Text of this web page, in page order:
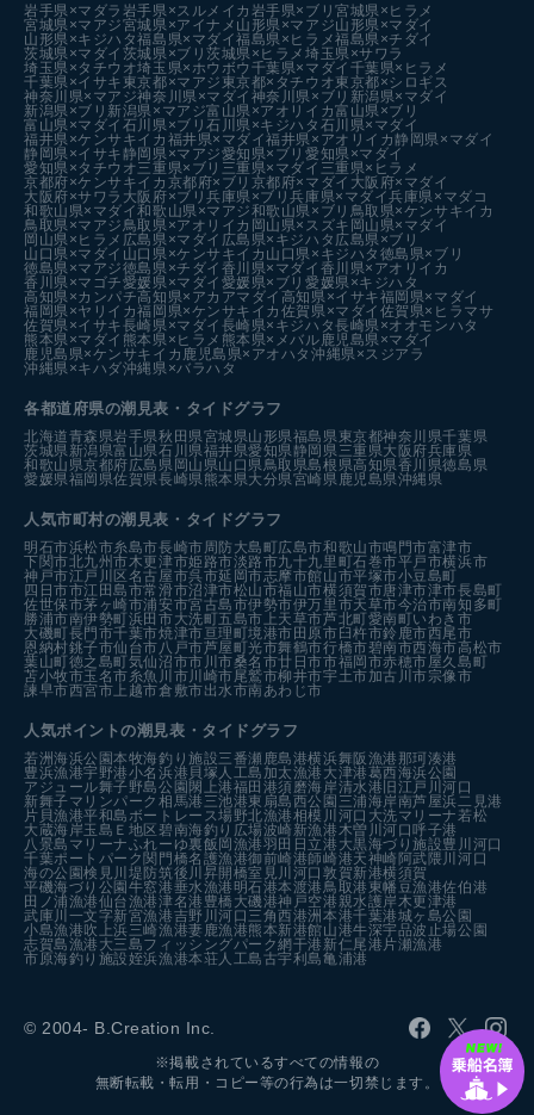
岩手県×マダラ 岩手県×スルメイカ 岩手県×ブリ宮城県×ヒラメ
宮城県×マアジ宮城県×アイナメ 山形県×マアジ山形県×マダイ
山形県×キジハタ福島県×マダイ福島県×ヒラメ福島県×チダイ
茨城県×マダイ 茨城県×ブリ茨城県×ヒラメ埼玉県×サワラ
埼玉県×タチウオ埼玉県×ホウボウ 千葉県×マダイ 千葉県×ヒラメ
千葉県×イサキ 東京都×マアジ 東京都×タチウオ東京都×シロギス
神奈川県×マアジ神奈川県×マダイ 神奈川県×ブリ 新潟県×マダイ
新潟県×ブリ 新潟県×マアジ富山県×アオリイカ富山県×ブリ
富山県×マダイ 石川県×ブリ石川県×キジハタ 石川県×マダイ
福井県×ケンサキイカ 福井県×マダイ福井県×アオリイカ静岡県×マダイ
静岡県×イサキ静岡県×マアジ愛知県×ブリ愛知県×マダイ
愛知県×タチウオ三重県×ブリ 三重県×マダイ 三重県×ヒラメ
京都府×ケンサキイカ 京都府×ブリ 京都府×マダイ 大阪府×マダイ
大阪府×サワラ 大阪府×ブリ兵庫県×ブリ兵庫県×マダイ兵庫県×マダコ
和歌山県×マダイ和歌山県×マアジ和歌山県×ブリ 鳥取県×ケンサキイカ
鳥取県×マアジ 鳥取県×アオリイカ 岡山県×スズキ 岡山県×マダイ
岡山県×ヒラメ 広島県×マダイ 広島県×キジハタ 広島県×ブリ
山口県×マダイ 山口県×ケンサキイカ 山口県×キジハタ 徳島県×ブリ
徳島県×マアジ徳島県×チダイ 香川県×マダイ 香川県×アオリイカ
香川県×マゴチ愛媛県×マダイ 愛媛県×ブリ愛媛県×キジハタ
高知県×カンパチ高知県×アカアマダイ 高知県×イサキ福岡県×マダイ
福岡県×ヤリイカ福岡県×ケンサキイカ 佐賀県×マダイ 佐賀県×ヒラマサ
佐賀県×イサキ長崎県×マダイ 長崎県×キジハタ長崎県×オオモンハタ
熊本県×マダイ 熊本県×ヒラメ 熊本県×メバル 鹿児島県×マダイ
鹿児島県×ケンサキイカ 鹿児島県×アオハタ沖縄県×スジアラ
沖縄県×キハダ沖縄県×バラハタ
各都道府県の潮見表 ・タイドグラフ
北海道青森県岩手県秋田県宮城県山形県福島県 東京都神奈川県千葉県
茨城県 新潟県富山県石川県福井県愛知県静岡県 三重県大阪府兵庫県
和歌山県京都府広島県 岡山県山口県 鳥取県島根県高知県香川県徳島県
愛媛県福岡県佐賀県長崎県 熊本県大分県宮崎県 鹿児島県沖縄県
人気市町村の潮見表・タイドグラフ
明石市浜松市糸島市長崎市 周防大島町広島市和歌山市鳴門市富津市
下関市北九州市木更津市姫路市淡路市九十九里町石巻市平戸市横浜市
神戸市江戸川区名古屋市呉市延岡市志摩市館山市平塚市小豆島町
四日市市江田島市常滑市沼津市松山市福山市横須賀市唐津市津市長島町
佐世保市茅ヶ崎市浦安市宮古島市伊勢市伊万里市天草市今治市南知多町
勝浦市南伊勢町浜田市大洗町五島市 上天草市芦北町愛南町いわき市
大磯町長門市千葉市焼津市亘理町境港市田原市臼杵市鈴鹿市西尾市
恩納村銚子市仙台市 八戸市芦屋町光市舞鶴市行橋市碧南市西海市高松市
葉山町徳之島町気仙沼市市川市桑名市廿日市市福岡市赤穂市屋久島町
苫小牧市玉名市糸魚川市 川崎市尾鷲市柳井市宇土市加古川市宗像市
諫早市西宮市 上越市倉敷市出水市南あわじ市
人気ポイントの潮見表・タイドグラフ
若洲海浜公園本牧海釣り施設三番瀬 鹿島港横浜舞阪漁港 那珂湊港
豊浜漁港宇野港小名浜港 貝塚人工島 加太漁港 大津港葛西海浜公園
アジュール舞子野島公園閖上港福田港須磨海岸清水港 旧江戸川河口
新舞子マリンパーク 相馬港 三池港東扇島西公園 三浦海岸南芦屋浜 二見港
片貝漁港平和島ボートレース場野北漁港相模川河口 大洗マリーナ 若松
大蔵海岸玉島Ｅ地区碧南海釣り広場波崎新漁港 木曽川河口呼子港
八景島マリーナふれーゆ裏飯岡漁港羽田 日立港 大黒海づり施設豊川河口
千葉ポートパーク関門橋名護漁港御前崎港師崎港天神崎阿武隈川河口
海の公園検見川堤防筑後川昇開橋室見川河口敦賀新港横須賀
平磯海づり公園牛窓港垂水漁港 明石港本渡港 鳥取港 東幡豆漁港佐伯港
田ノ浦漁港仙台漁港津名港 豊橋 大磯港神戸空港親水護岸 木更津港
武庫川一文字新宮漁港吉野川河口 三角西港洲本港千葉港城ヶ島公園
小島漁港吹上浜三崎漁港妻鹿漁港熊本新港館山港牛深宇品波止場公園
志賀島漁港 大三島フィッシングパーク網干港 新仁尾港 片瀬漁港
市原海釣り施設姪浜漁港本荘人工島古宇利島亀浦港
© 2004- B.Creation Inc.
※掲載されているすべての情報の
無断転載・転用・コピー等の行為は一切禁じます。